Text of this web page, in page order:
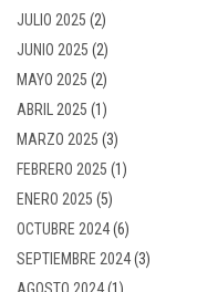
JULIO 2025 (2)
JUNIO 2025 (2)
MAYO 2025 (2)
ABRIL 2025 (1)
MARZO 2025 (3)
FEBRERO 2025 (1)
ENERO 2025 (5)
OCTUBRE 2024(6)
SEPTIEMBRE 2024(3)